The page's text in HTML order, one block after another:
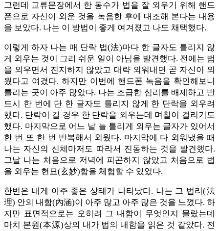
그런데 교류문장에서 한 동수가 법을 잘 외우기 위해 핸드
폰으로 자신이 외운 것을 녹음한 후에 대조해 본다는 내용
을 보았다. 나는 이 방법이 좋게 여겨졌고 나도 채택했다.
이렇게 하자 나는 매 단락 법(法)마다 한 글자도 틀리지 않
게 외우는 것이 그리 쉬운 일이 아님을 발견했다. 전에는 법
을 외우면서 진지하지 않았고 대략 외워내면 곧 자신이 외
웠다고 여겼다. 하지만 이번에 핸드폰 녹음을 확인해보니
틀리는 곳이 아주 많았다. 나는 조급한 심리를 배제하고 반
드시 한 번에 단 한 글자도 틀리지 않게 한 단락을 외우려
했다. 단락이 길 경우 한 단락을 외우는데 며칠이 걸리기도
했다. 마지막으로 어느 날 늘 틀리게 외우는 글자가 있어서
한 번 또 한 번 반복해서 외웠다. 마지막에 다 외워냈을 때
나는 자신의 신체마저도 따라서 진동하는 것을 발견했다.
그날 나는 처음으로 저녁에 피곤하지 않았고 처음으로 법
을 외우는 현묘(玄妙)함을 체험할 수 있었다.
한번은 내게 아주 좋은 상태가 나타났다. 나는 그 법리(法
理) 안의 내함(內涵)이 아주 많고 아주 많은 것을 느꼈다. 하
지만 표면적으로는 오히려 그 내함이 무엇인지 몰랐는데
마치 본원(本源)상의 내가 법의 내함을 읽은 것 같았다. 전